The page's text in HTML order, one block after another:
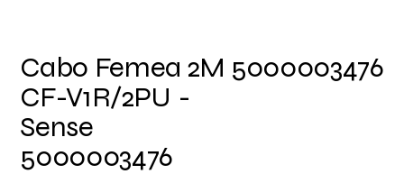
Cabo Femea 2M
CF-V1R/2PU -
Sense
5000003476
5000003476